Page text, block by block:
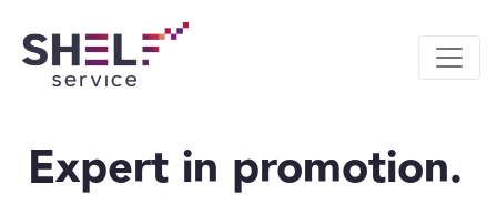
Expert in promotion.